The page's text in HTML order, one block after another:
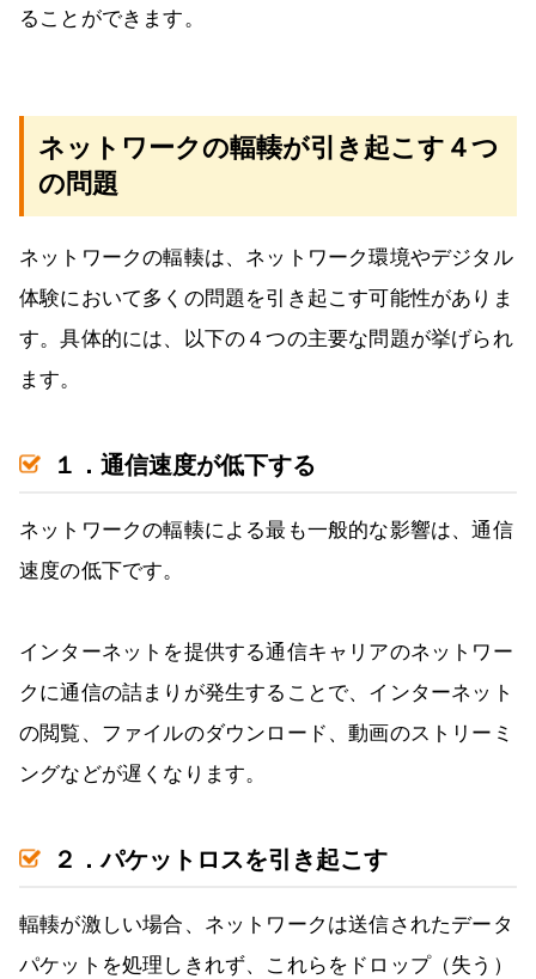
ることができます。
ネットワークの輻輳が引き起こす４つ
の問題
ネットワークの輻輳は、ネットワーク環境やデジタル
体験において多くの問題を引き起こす可能性がありま
す。具体的には、以下の４つの主要な問題が挙げられ
ます。
１．通信速度が低下する
ネットワークの輻輳による最も一般的な影響は、通信
速度の低下です。
インターネットを提供する通信キャリアのネットワー
クに通信の詰まりが発生することで、インターネット
の閲覧、ファイルのダウンロード、動画のストリーミ
ングなどが遅くなります。
２．パケットロスを引き起こす
輻輳が激しい場合、ネットワークは送信されたデータ
パケットを処理しきれず、これらをドロップ（失う）